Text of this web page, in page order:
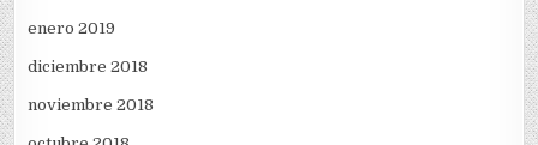
enero 2019
diciembre 2018
noviembre 2018